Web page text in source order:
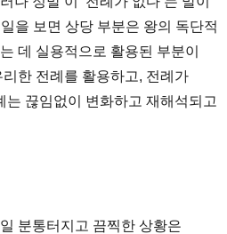
을 보면 상당 부분은 왕의 독단적
데 실용적으로 활용된 부분이
한 전례를 활용하고, 전례가
는 끊임없이 변화하고 재해석되고
분통터지고 끔찍한 상황은